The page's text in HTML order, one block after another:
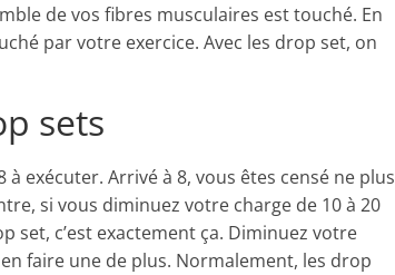
de vos fibres musculaires est touché. En
par votre exercice. Avec les drop set, on
sets
exécuter. Arrivé à 8, vous êtes censé ne plus
si vous diminuez votre charge de 10 à 20
set, c’est exactement ça. Diminuez votre
faire une de plus. Normalement, les drop